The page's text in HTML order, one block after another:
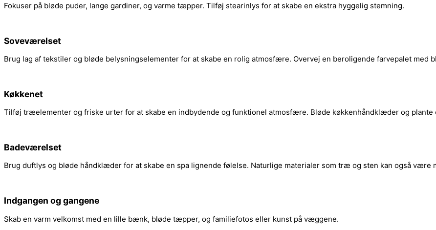
Fokuser på bløde puder, lange gardiner, og varme tæpper. Tilføj stearinlys for at skabe en ekstra hyggelig stemning.
Soveværelset
Brug lag af tekstiler og bløde belysningselementer for at skabe en rolig atmosfære. Overvej en beroligende farvepalet med
Køkkenet
Tilføj træelementer og friske urter for at skabe en indbydende og funktionel atmosfære. Bløde køkkenhåndklæder og plante
Badeværelset
Brug duftlys og bløde håndklæder for at skabe en spa lignende følelse. Naturlige materialer som træ og sten kan også være
Indgangen og gangene
Skab en varm velkomst med en lille bænk, bløde tæpper, og familiefotos eller kunst på væggene.